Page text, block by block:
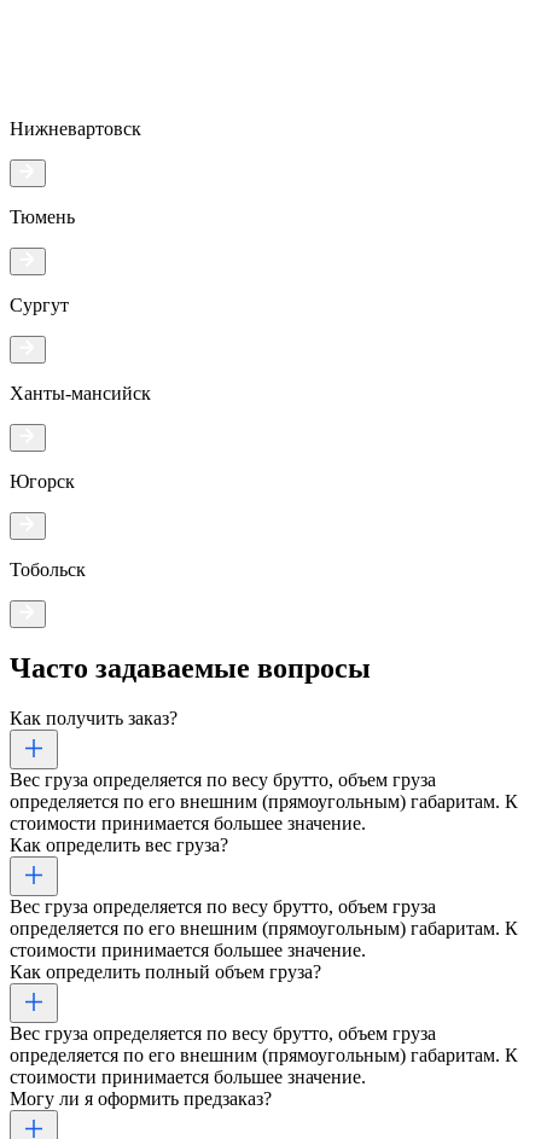
Нижневартовск
Тюмень
Сургут
Ханты-мансийск
Югорск
Тобольск
Часто задаваемые вопросы
Как получить заказ?
Вес груза определяется по весу брутто, объем груза
определяется по его внешним (прямоугольным) габаритам. К
стоимости принимается большее значение.
Как определить вес груза?
Вес груза определяется по весу брутто, объем груза
определяется по его внешним (прямоугольным) габаритам. К
стоимости принимается большее значение.
Как определить полный объем груза?
Вес груза определяется по весу брутто, объем груза
определяется по его внешним (прямоугольным) габаритам. К
стоимости принимается большее значение.
Могу ли я оформить предзаказ?